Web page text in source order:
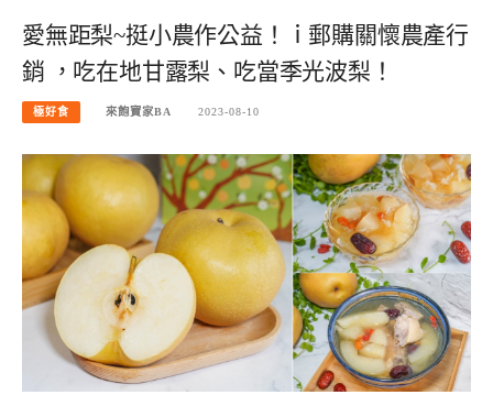
愛無距梨~挺小農作公益！ｉ郵購關懷農產行
銷 ，吃在地甘露梨、吃當季光波梨！
極好食 來飽寶家BA 2023-08-10